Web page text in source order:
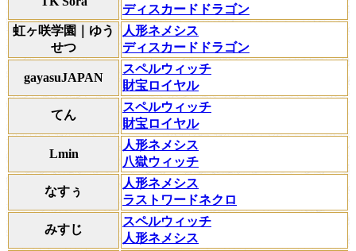
ディスカードドラゴン
虹ヶ咲学園｜ゆう
せつ
人形ネメシス
ディスカードドラゴン
gayasuJAPAN
スペルウィッチ
財宝ロイヤル
てん
スペルウィッチ
財宝ロイヤル
Lmin
人形ネメシス
八獄ウィッチ
なすぅ
人形ネメシス
ラストワードネクロ
みすじ
スペルウィッチ
人形ネメシス